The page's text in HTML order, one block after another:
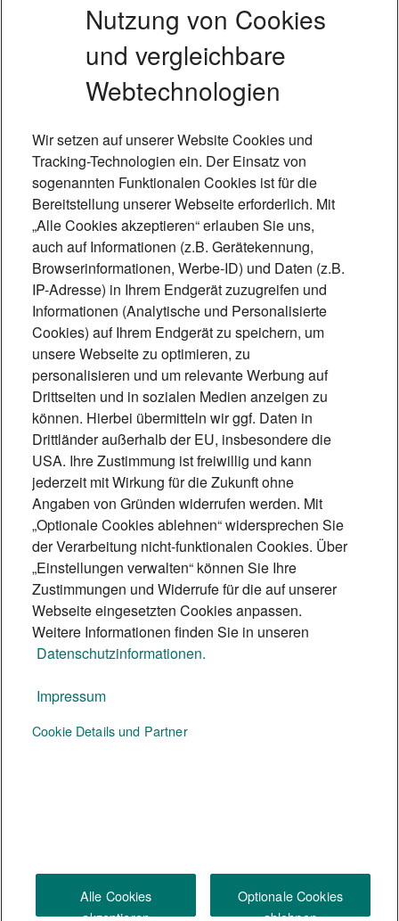
Foto: Mónica Garduño
„Technik, die
Lebensqualität schafft“
Induktive Höranlagen ermöglichen
Menschen mit Hörhilfe eine barrierefreie
Teilhabe. Beschallungsexperte Matthias
Scheffe erklärt, wie die Technik
funktioniert und wie sie für Inklusion
sorgt.
5 Min.
Te:nor Magazin
Nutzung von Cookies
und vergleichbare
Webtechnologien
Wir setzen auf unserer Website Cookies und
Tracking-Technologien ein. Der Einsatz von
sogenannten Funktionalen Cookies ist für die
Bereitstellung unserer Webseite erforderlich. Mit
„Alle Cookies akzeptieren“ erlauben Sie uns,
auch auf Informationen (z.B. Gerätekennung,
Browserinformationen, Werbe-ID) und Daten (z.B.
IP-Adresse) in Ihrem Endgerät zuzugreifen und
Informationen (Analytische und Personalisierte
Cookies) auf Ihrem Endgerät zu speichern, um
unsere Webseite zu optimieren, zu
personalisieren und um relevante Werbung auf
Drittseiten und in sozialen Medien anzeigen zu
können. Hierbei übermitteln wir ggf. Daten in
Drittländer außerhalb der EU, insbesondere die
USA. Ihre Zustimmung ist freiwillig und kann
jederzeit mit Wirkung für die Zukunft ohne
Angaben von Gründen widerrufen werden. Mit
„Optionale Cookies ablehnen“ widersprechen Sie
der Verarbeitung nicht-funktionalen Cookies. Über
„Einstellungen verwalten“ können Sie Ihre
Zustimmungen und Widerrufe für die auf unserer
Webseite eingesetzten Cookies anpassen.
Weitere Informationen finden Sie in unseren
Datenschutzinformationen.
Impressum
Cookie Details und Partner
Alle Cookies
akzeptieren
Optionale Cookies
ablehnen